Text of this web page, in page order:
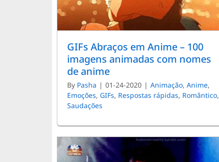
GIFs Abraços em Anime – 100
imagens animadas com nomes
de anime
By Pasha | 01-24-2020 | Animação, Anime,
Emoções, GIFs, Respostas rápidas, Romântico,
Saudações